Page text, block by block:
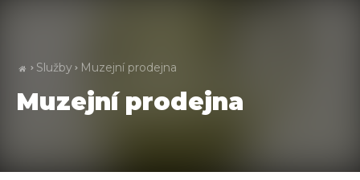
Služby Muzejní prodejna
Muzejní prodejna